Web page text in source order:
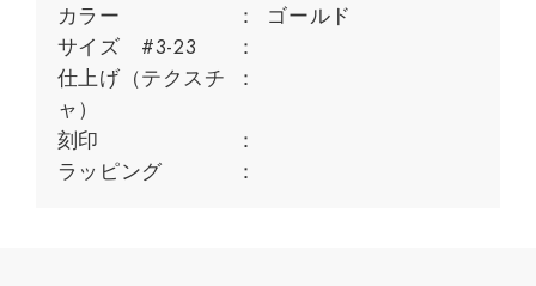
カラー
ゴールド
サイズ #3-23
仕上げ（テクスチ
ャ）
刻印
ラッピング